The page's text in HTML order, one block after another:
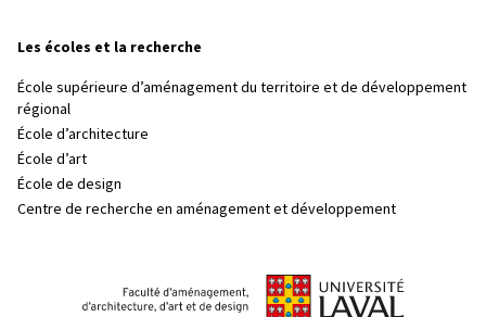
Les écoles et la recherche
École supérieure d’aménagement du territoire et de développement
régional
École d’architecture
École d’art
École de design
Centre de recherche en aménagement et développement